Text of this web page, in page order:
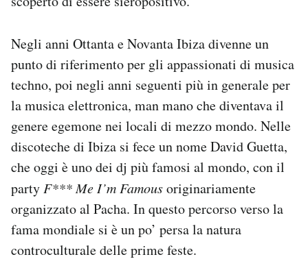
Negli anni Ottanta e Novanta Ibiza divenne un
punto di riferimento per gli appassionati di musica
techno, poi negli anni seguenti più in generale per
la musica elettronica, man mano che diventava il
genere egemone nei locali di mezzo mondo. Nelle
discoteche di Ibiza si fece un nome David Guetta,
che oggi è uno dei dj più famosi al mondo, con il
party F*** Me I’m Famousoriginariamente
organizzato al Pacha. In questo percorso verso la
fama mondiale si è un po’ persa la natura
controculturale delle prime feste.